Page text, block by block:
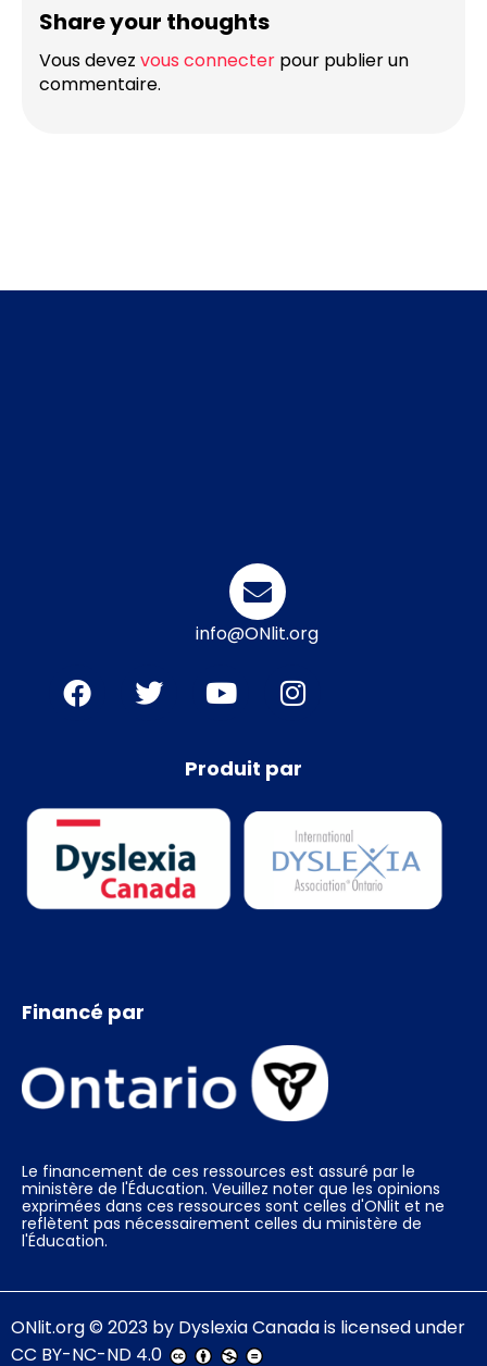
Share your thoughts
Vous devez vous connecter pour publier un
commentaire.
info@ONlit.org
Produit par
Financé par
Le financement de ces ressources est assuré par le
ministère de l'Éducation. Veuillez noter que les opinions
exprimées dans ces ressources sont celles d'ONlit et ne
reflètent pas nécessairement celles du ministère de
l'Éducation.
ONlit.org© 2023 by Dyslexia Canadais licensed under
CC BY-NC-ND 4.0